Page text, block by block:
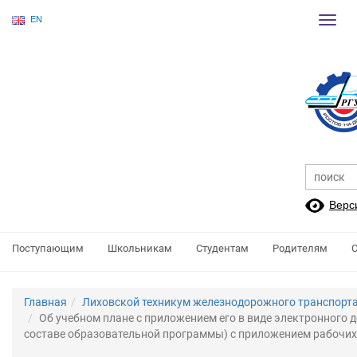
EN
Поступающим Школьникам Студентам Родителям
Главная
Лиховской техникум железнодорожного
Об учебном плане с приложением его в виде
составе образовательной программы) с приложением